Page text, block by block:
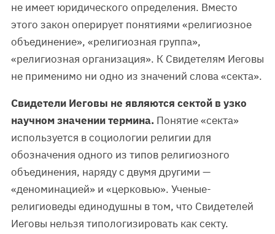
не имеет юридического определения. Вместо
этого закон оперирует понятиями «религиозное
объединение», «религиозная группа»,
«религиозная организация». К Свидетелям Иеговы
не применимо ни одно из значений слова «секта».
Свидетели Иеговы не являются сектой в узко
научном значении термина. Понятие «секта»
используется в социологии религии для
обозначения одного из типов религиозного
объединения, наряду с двумя другими —
«деноминацией» и «церковью». Ученые-
религиоведы единодушны в том, что Свидетелей
Иеговы нельзя типологизировать как секту.